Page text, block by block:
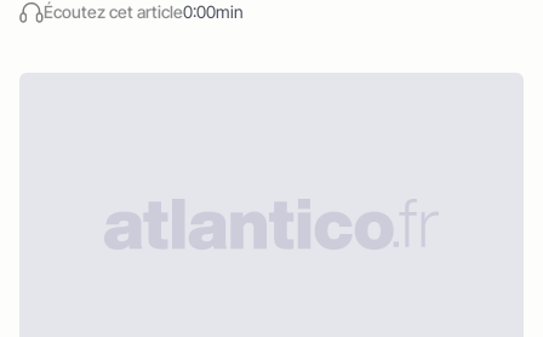
Écoutez cet article0:00min